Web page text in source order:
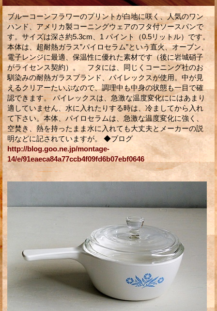
ブルーコーンフラワーのプリントが白地に咲く、人気のワン
ハンド、アメリカ製コーニングウェアのフタ付ソースパンで
す。サイズは深さ約5.3cm、1 パイント（0.5リットル）です。
本体は、超耐熱ガラス”パイロセラム”という直火、オーブン、
電子レンジに最適、保温性に優れた素材です（後に岩城硝子
がライセンス契約）。 フタには、同じくコーニング社のお
馴染みの耐熱ガラスブランド、パイレックスが使用。中が見
えるクリアーたいぷなので、調理中も中身の状態も一目で確
認できます。 パイレックスは、急激な温度変化ににはあまり
適していません、水に入れたりする時は、冷ましてから入れ
て下さい。本体、パイロセラムは、急激な温度変化に強く、
空焚き、熱を持ったまま水に入れても大丈夫とメーカーの説
明などに記されていますが。 ◆ブログ
http://blog.goo.ne.jp/montage-
14/e/91eaeca84a77ccb4f09fd6b07ebf0646